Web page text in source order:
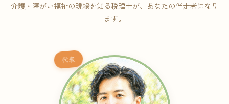
介護・障がい福祉の現場を知る税理士が、あなたの伴走者になり
ます。
代表